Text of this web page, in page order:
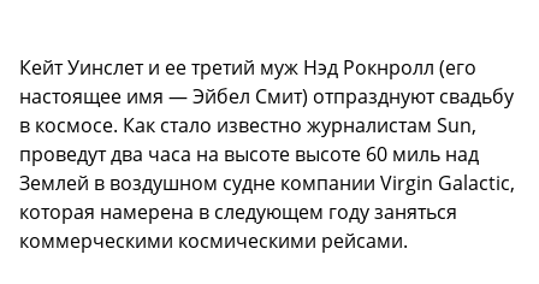
Кейт Уинслет и ее третий муж Нэд Рокнролл (его
настоящее имя — Эйбел Смит) отпразднуют свадьбу
в космосе. Как стало известно журналистам Sun,
проведут два часа на высоте высоте 60 миль над
Землей в воздушном судне компании Virgin Galactic,
которая намерена в следующем году заняться
коммерческими космическими рейсами.